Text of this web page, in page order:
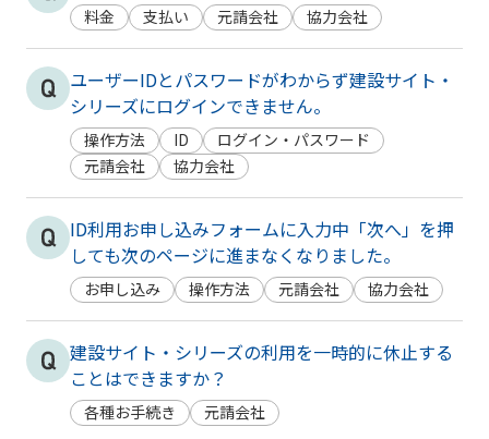
料金 支払い 元請会社 協力会社
ユーザーIDとパスワードがわからず建設サイト・
シリーズにログインできません。
操作方法 ID
ログイン・パスワード
元請会社
協力会社
ID利用お申し込みフォームに入力中「次へ」を押
しても次のページに進まなくなりました。
お申し込み 操作方法 元請会社 協力会社
建設サイト・シリーズの利用を一時的に休止する
ことはできますか？
各種お手続き 元請会社